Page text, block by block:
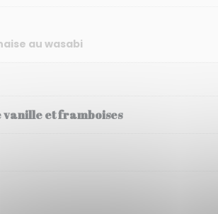
au wasabi
vanille et framboises